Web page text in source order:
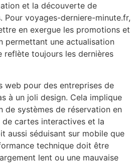
et la découverte de
Pour voyages-derniere-minute.fr,
en exergue les promotions et
permettant une actualisation
reflète toujours les dernières
web pour des entreprises de
à un joli design. Cela implique
de systèmes de réservation en
de cartes interactives et la
aussi séduisant sur mobile que
technique doit être
lent ou une mauvaise